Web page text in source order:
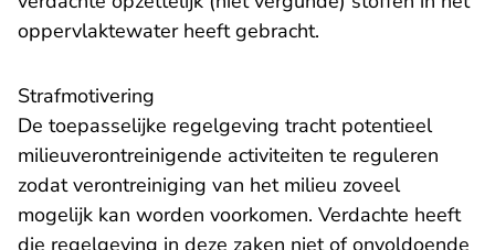
oppervlaktewater heeft gebracht.
Strafmotivering
De toepasselijke regelgeving tracht potentieel
milieuverontreinigende activiteiten te reguleren
zodat verontreiniging van het milieu zoveel
mogelijk kan worden voorkomen. Verdachte heeft
die regelgeving in deze zaken niet of onvoldoende